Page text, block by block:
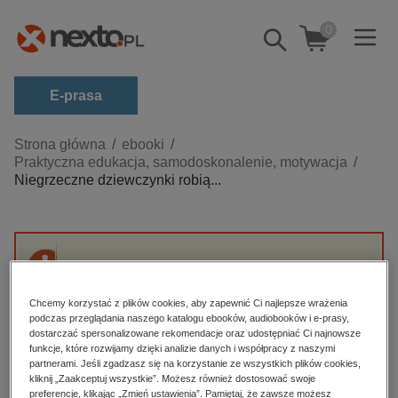
Pokaż/schowaj
wyszukiwarkę
0
E-prasa
Kategorie
Zobacz wszystkie E-prasa
biznesowe, branżowe, gospodarka
darmowe wydania
edukacja
hobby, sport, rozrywka
komputery, internet, technologie, informatyka
Strona główna
ebooki
Praktyczna edukacja, samodoskonalenie, motywacja
Niegrzeczne dziewczynki robią...
High-contrast mode
Polecane
Chcemy korzystać z plików cookies, aby zapewnić Ci najlepsze wrażenia
podczas przeglądania naszego katalogu ebooków, audiobooków i e-prasy,
dostarczać spersonalizowane rekomendacje oraz udostępniać Ci najnowsze
funkcje, które rozwijamy dzięki analizie danych i współpracy z naszymi
partnerami. Jeśli zgadzasz się na korzystanie ze wszystkich plików cookies,
kliknij „Zaakceptuj wszystkie”. Możesz również dostosować swoje
preferencje, klikając „Zmień ustawienia”. Pamiętaj, że zawsze możesz